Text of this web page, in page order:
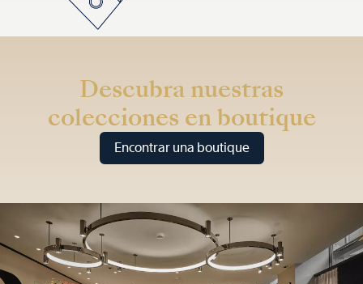
Descubra nuestras
colecciones en boutique
Encontrar una boutique